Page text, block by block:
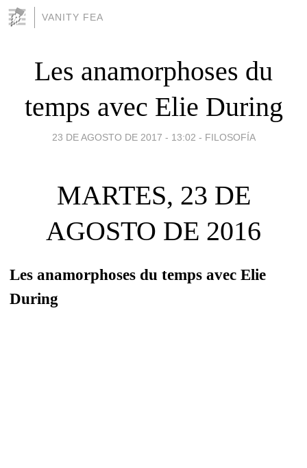
VANITY FEA
Les anamorphoses du
temps avec Elie During
23 DE AGOSTO DE 2017 - 13:02 - FILOSOFÍA
MARTES, 23 DE
AGOSTO DE 2016
Les anamorphoses du temps avec Elie
During